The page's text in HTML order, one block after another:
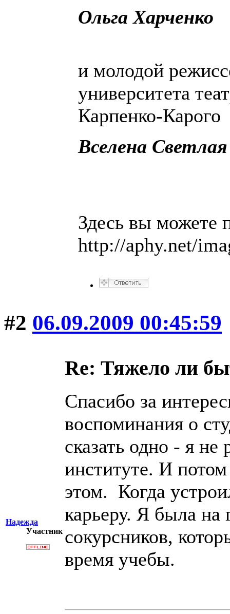
Ольга Харченко
и молодой
университета
Карпенко-Карого
Вселена Светлая
Здесь вы можете
http://aphy.net/
#2 06.09.2009 00:45:59
Надежда
Участник
Re: Тяжело ли
Спасибо за
воспоминания о
сказать одно - я
институте. И
этом. Когда
карьеру. Я была на
сокурсников,
время учебы.